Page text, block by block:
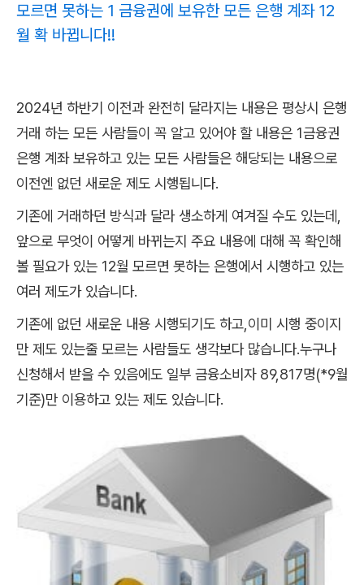
모르면 못하는 1 금융권에 보유한 모든 은행 계좌 12
월 확 바뀝니다!!
2024년 하반기 이전과 완전히 달라지는 내용은 평상시 은행
거래 하는 모든 사람들이 꼭 알고 있어야 할 내용은 1금융권
은행 계좌 보유하고 있는 모든 사람들은 해당되는 내용으로
이전엔 없던 새로운 제도 시행됩니다.
기존에 거래하던 방식과 달라 생소하게 여겨질 수도 있는데,
앞으로 무엇이 어떻게 바뀌는지 주요 내용에 대해 꼭 확인해
볼 필요가 있는 12월 모르면 못하는 은행에서 시행하고 있는
여러 제도가 있습니다.
기존에 없던 새로운 내용 시행되기도 하고,이미 시행 중이지
만 제도 있는줄 모르는 사람들도 생각보다 많습니다.누구나
신청해서 받을 수 있음에도 일부 금융소비자 89,817명(*9월
기준)만 이용하고 있는 제도 있습니다.